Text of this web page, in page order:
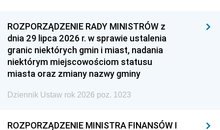
ROZPORZĄDZENIE RADY MINISTRÓW z
dnia 29 lipca 2026 r. w sprawie ustalenia
granic niektórych gmin i miast, nadania
niektórym miejscowościom statusu
miasta oraz zmiany nazwy gminy
Dziennik Ustaw rok 2026 poz. 1023
ROZPORZĄDZENIE MINISTRA FINANSÓW I